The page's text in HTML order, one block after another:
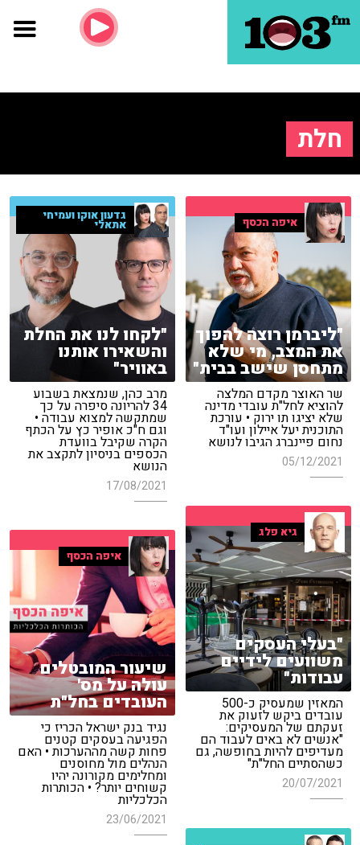
חלת
איפה הכסף
"ליברמן רוצה להפוך
את המצב, מי שלא
מתחסן שישב בבית"
שר האוצר מקדם המלצה
להוציא לחל"ת עובדי מדינה
שלא יציגו תו ירוק • עורכת
התוכנית יעל איילון ועו"ד
נחום פיינברג הגיבו לנושא
05/12/2021
גדעון אוקו ועמיחי
אתאלי
"לקחו לנו את החלת
והשאירו אותנו
באוויר"
מרב כהן, שנמצאת בשבוע
34 להריונה סיפרה על כך
שמתקשה למצוא עבודה •
וגם ח"כ אופיר כץ על הכתף
הקרה שקיבל בוועדת
הכספים בניסיון לתקצב את
הנושא
17/08/2021
גיא פלג
"בעלי העסקים
משוועים לידיים
עבודות"
המאזין שמעסיק כ-500
עובדים ביקש לזעוק את
זעקתם של המעסיקים:
"אנשים לא באים לעבוד הם
מעדיפים להיות בחופשה, גם
כשהסתיים החל"ת"
20/07/2021
איפה הכסף
שיעור המובטלים
עולה על מס'
העובדים בחל"ת
נגיד בנק ישראל הכריז כי
הפגיעה בעסקים קטנים
פחות קשה מההערכות • האם
הנהלים מול מחוסנים
ומחלימים מקורונה יהיו
קשוחים יותר? • הכותרות
הכלכליות
23/06/2021